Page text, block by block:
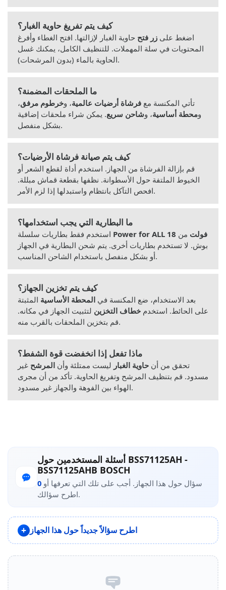
كيف يتم تفريغ حاوية الغبار؟
اضغط على زر فتح حاوية الغبار لإزالتها. افتح الغطاء وأفرغ
المحتويات في سلة المهملات. للتنظيف الكامل، يمكنك غسل
الحاوية بالماء (بدون المرشحات).
ما الملحقات المضمنة؟
تأتي المكنسة مع فرشاة أرضيات عالمية، وخرطوم مرفق،
ومحطة أساسية، وشاحن سريع. يمكن شراء ملحقات إضافية
بشكل منفصل.
كيف يتم صيانة فرشاة الأرضيات؟
قم بإزالة الفرشاة من الجهاز. استخدم أداة لقطع الشعر أو
الخيوط الملتفة حول الأسطوانة. نظفها بقطعة قماش مبللة.
افحص التآكل بانتظام واستبدلها إذا لزم الأمر.
ما البطارية التي يجب استخدامها؟
Power for ALL 18 فولت من
بوش. لا تستخدم بطاريات أخرى. يتم شحن البطارية في الجهاز
أو بشكل منفصل باستخدام الشاحن المناسب.
كيف يتم تخزين الجهاز؟
بعد الاستخدام، ضع المكنسة في المحطة الأساسية المثبتة
على الحائط. استخدم خطاف التخزين لتثبيت الجهاز في مكانه.
قم بتخزين الملحقات بالقرب منه.
ماذا تفعل إذا انخفضت قوة الشفط؟
تحقق من أن حاوية الغبار ليست ممتلئة وأن المرشح غير
مسدود. قم بتنظيف المرشح وتفريغ الحاوية. تأكد من أن مجرى
الهواء بين الفوهة والجهاز غير مسدود.
أسئلة المستخدمين حول BSS71125AH -
BSS71125AHB BOSCH
0
اطرح سؤالك.
اطرح سؤالاً جديداً حول هذا الجهاز